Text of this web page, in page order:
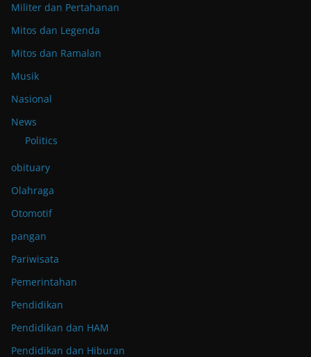
Militer dan Pertahanan
Mitos dan Legenda
Mitos dan Ramalan
Musik
Nasional
News
Politics
obituary
Olahraga
Otomotif
pangan
Pariwisata
Pemerintahan
Pendidikan
Pendidikan dan HAM
Pendidikan dan Hiburan